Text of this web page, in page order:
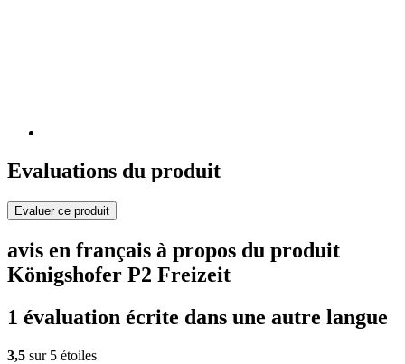
Evaluations du produit
Evaluer ce produit
avis en français à propos du produit
Königshofer P2 Freizeit
1 évaluation écrite dans une autre langue
3,5 sur 5 étoiles